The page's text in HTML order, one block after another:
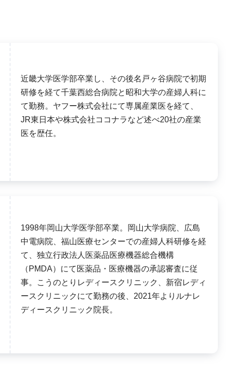
近畿大学医学部卒業し、その後名戸ヶ谷病院で初期
研修を経て千葉西総合病院と昭和大学の産婦人科に
て勤務。ヤフー株式会社にて専属産業医を経て、
JR東日本や株式会社ココナラなど述べ20社の産業
医を歴任。
1998年岡山大学医学部卒業。岡山大学病院、広島
中電病院、福山医療センターでの産婦人科研修を経
て、独立行政法人医薬品医療機器総合機構
（PMDA）にて医薬品・医療機器の承認審査に従
事。こうのとりレディースクリニック、新宿レディ
ースクリニックにて勤務の後、2021年よりルナレ
ディースクリニック院長。